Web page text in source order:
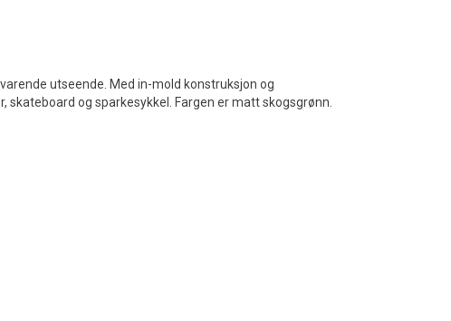
utseende. Med in-mold konstruksjon og
og sparkesykkel. Fargen er matt skogsgrønn.